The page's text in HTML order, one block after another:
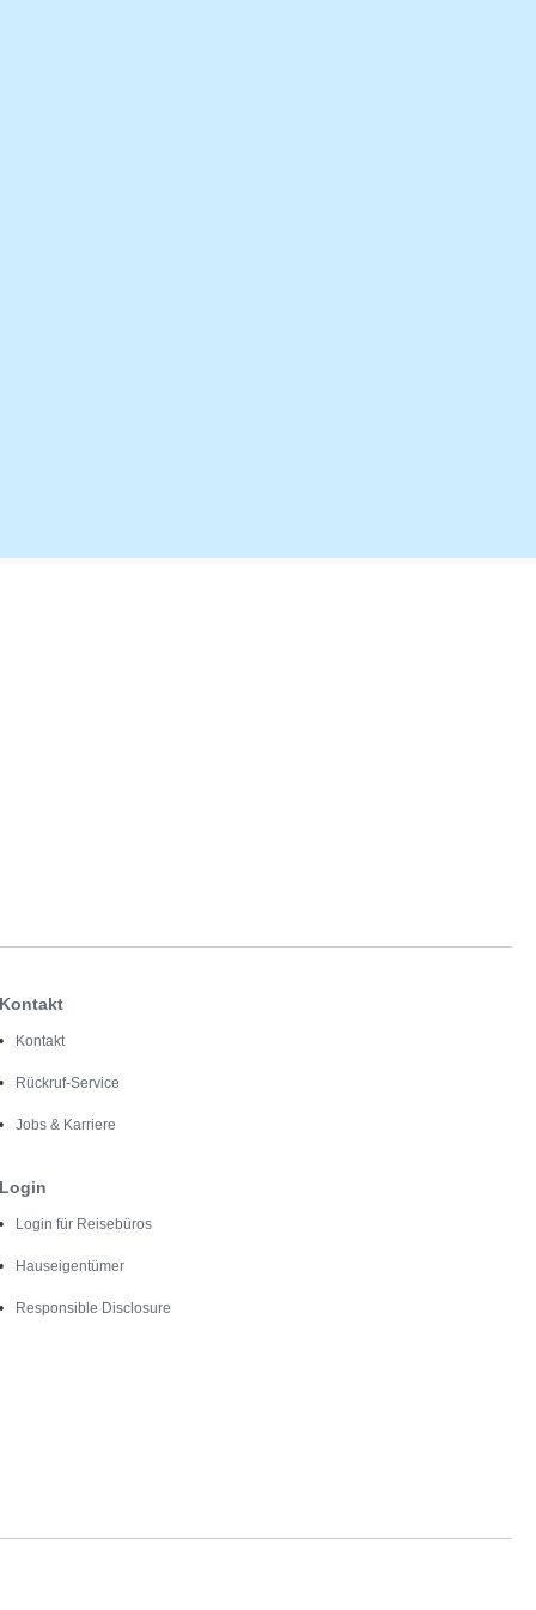
Kontakt
Kontakt
Rückruf-Service
Jobs & Karriere
Login
Login für Reisebüros
Hauseigentümer
Responsible Disclosure